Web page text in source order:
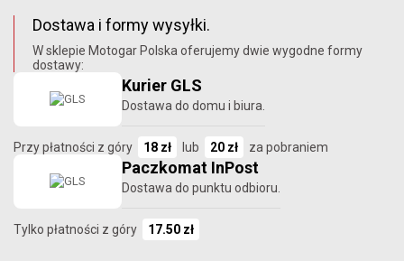
Dostawa i formy wysyłki.
W sklepie Motogar Polska oferujemy dwie wygodne formy
dostawy:
Kurier GLS
Dostawa do domu i biura.
Przy płatności z góry 18 zł lub 20 zł za pobraniem
Paczkomat InPost
Dostawa do punktu odbioru.
Tylko płatności z góry 17.50 zł